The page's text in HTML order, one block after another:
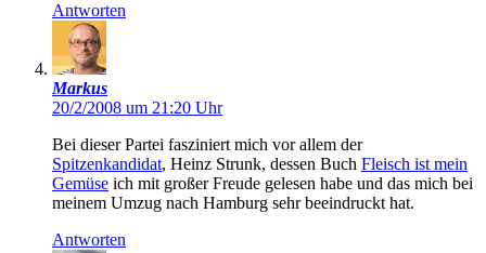
Antworten
Markus
20/2/2008 um 21:20 Uhr
Bei dieser Partei fasziniert mich vor allem der
Spitzenkandidat, Heinz Strunk, dessen Buch Fleisch ist mein
Gemüse ich mit großer Freude gelesen habe und das mich bei
meinem Umzug nach Hamburg sehr beeindruckt hat.
Antworten